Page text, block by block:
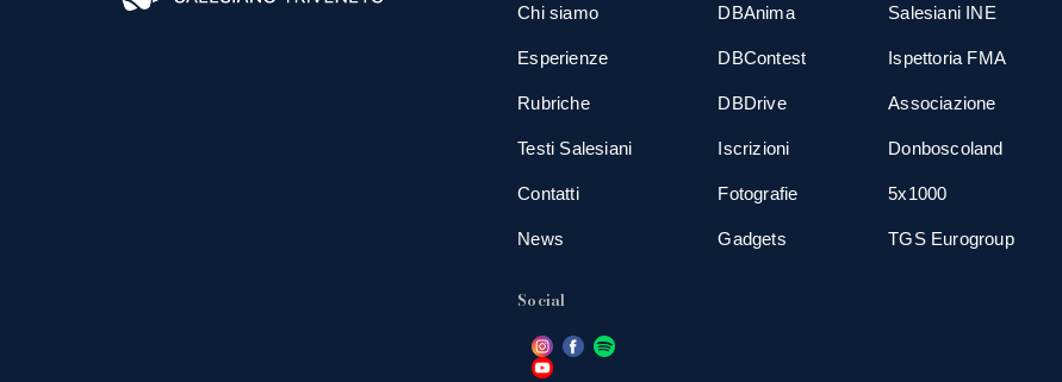
Chi siamo
Esperienze
Rubriche
Testi Salesiani
Contatti
News
Social
DBAnima
DBContest
DBDrive
Iscrizioni
Fotografie
Gadgets
Salesiani INE
Ispettoria FMA
Associazione
Donboscoland
5x1000
TGS Eurogroup